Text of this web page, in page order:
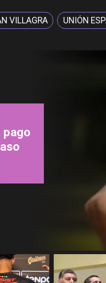
VILLAGRA UNIÓN